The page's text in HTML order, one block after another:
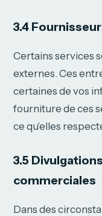
3.4
Certains services
externes. Ces
certaines de vos
fourniture de ces
ce qu’elles
3.5
commerciales
Dans des